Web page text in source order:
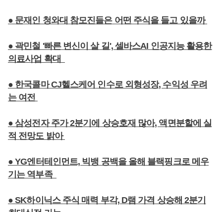
● 문재인 청와대 참모진들은 어떤 주식을 들고 있을까
● 곽민철 '빠른 변신이 살 길', 셀바스AI 인공지능 활용한
의료사업 확대
● 한국콜마 CJ헬스케어 인수로 외형성장, 수익성 우려
는 여전
● 삼성전자 주가 2분기에 상승호재 많아, 액면분할에 실
적 전망도 밝아
● YG엔터테인먼트, 빅뱅 공백을 올해 블랙핑크로 메우
기는 역부족
● SK하이닉스 주식 매력 부각, D램 가격 상승해 2분기